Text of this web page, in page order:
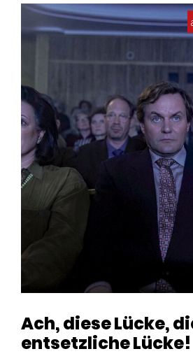
Ach, diese Lücke,
entsetzliche Lücke!